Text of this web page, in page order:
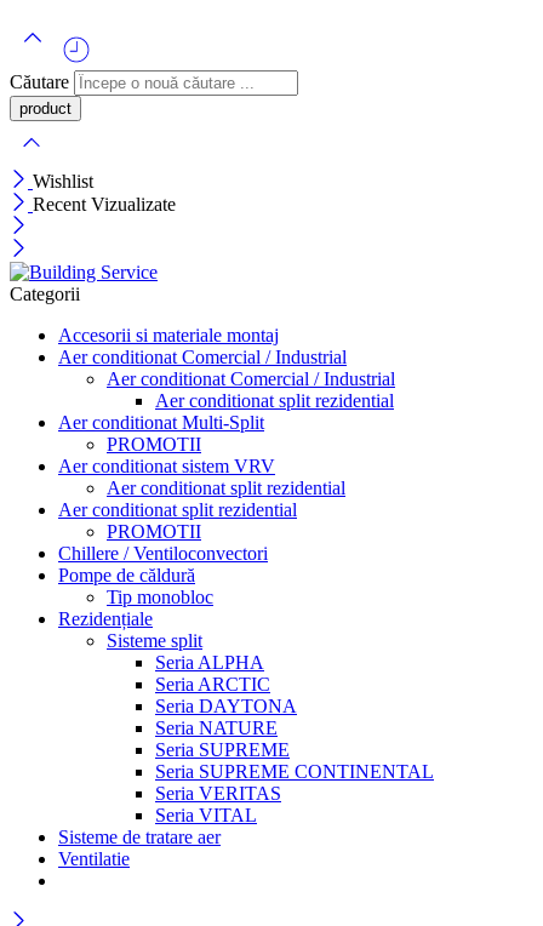
Căutare
Wishlist
Recent Vizualizate
Categorii
Accesorii si materiale montaj
Aer conditionat Comercial / Industrial
Aer conditionat Comercial / Industrial
Aer conditionat split rezidential
Aer conditionat Multi-Split
PROMOTII
Aer conditionat sistem VRV
Aer conditionat split rezidential
Aer conditionat split rezidential
PROMOTII
Chillere / Ventiloconvectori
Pompe de căldură
Tip monobloc
Rezidențiale
Sisteme split
Seria ALPHA
Seria ARCTIC
Seria DAYTONA
Seria NATURE
Seria SUPREME
Seria SUPREME CONTINENTAL
Seria VERITAS
Seria VITAL
Sisteme de tratare aer
Ventilatie